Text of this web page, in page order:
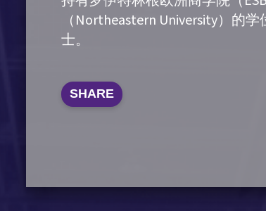
（Northeastern University）的
士。
SHARE